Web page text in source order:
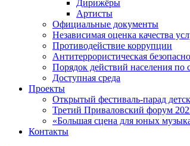
Дирижёры
Артисты
Официальные документы
Независимая оценка качества
Противодействие коррупции
Антитеррористическая
Порядок действий населения по
Доступная среда
Проекты
Открытый фестиваль-парад
Третий Приваловский форум
«Большая сцена для юных
Контакты